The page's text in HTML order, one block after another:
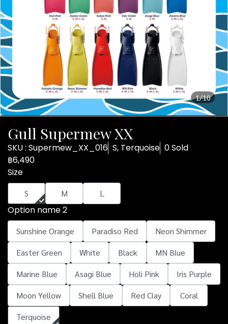
1/10
Gull Supermew XX
SKU : Supermew_XX_016 S, Terquoise 0 Sold
฿6,490
Size
S M L
Option name 2
Sunshine Orange Paradiso Red
Neon Shimmer
Easter Green
White Black
MN Blue
Marine Blue
Asagi Blue Holi Pink
Iris Purple
Moon Yellow
Shell Blue Red Clay
Coral
Terquoise